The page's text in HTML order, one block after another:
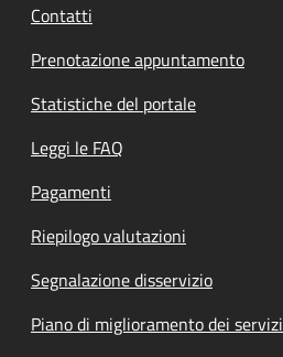
Contatti
Prenotazione appuntamento
Statistiche del portale
Leggi le FAQ
Pagamenti
Riepilogo valutazioni
Segnalazione disservizio
Piano di miglioramento dei servizi